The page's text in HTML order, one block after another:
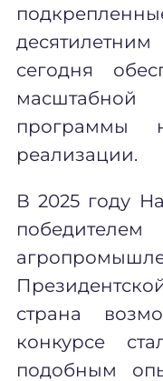
сегодня
программы
реализации.
В 2025 году
страна
конкурсе
подобным